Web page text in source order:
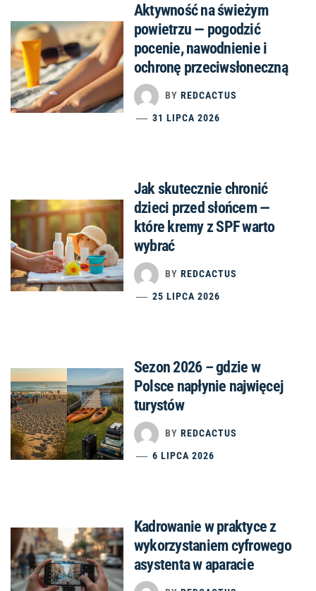
Aktywność na świeżym
powietrzu — pogodzić
pocenie, nawodnienie i
ochronę przeciwsłoneczną
BY REDCACTUS
31 LIPCA 2026
Jak skutecznie chronić
dzieci przed słońcem —
które kremy z SPF warto
wybrać
BY REDCACTUS
25 LIPCA 2026
Sezon 2026 – gdzie w
Polsce napłynie najwięcej
turystów
BY REDCACTUS
6 LIPCA 2026
Kadrowanie w praktyce z
wykorzystaniem cyfrowego
asystenta w aparacie